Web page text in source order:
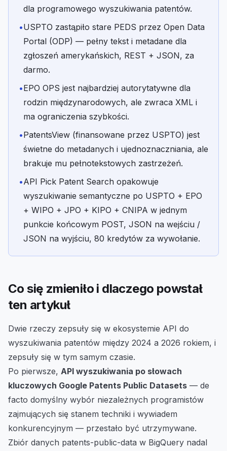
dla programowego wyszukiwania patentów.
•USPTO zastąpiło stare PEDS przez Open Data
Portal (ODP) — pełny tekst i metadane dla
zgłoszeń amerykańskich, REST + JSON, za
darmo.
•EPO OPS jest najbardziej autorytatywne dla
rodzin międzynarodowych, ale zwraca XML i
ma ograniczenia szybkości.
•PatentsView (finansowane przez USPTO) jest
świetne do metadanych i ujednoznaczniania, ale
brakuje mu pełnotekstowych zastrzeżeń.
•API Pick Patent Search opakowuje
wyszukiwanie semantyczne po USPTO + EPO
+ WIPO + JPO + KIPO + CNIPA w jednym
punkcie końcowym POST, JSON na wejściu /
JSON na wyjściu, 80 kredytów za wywołanie.
Co się zmieniło i dlaczego powstał
ten artykuł
Dwie rzeczy zepsuły się w ekosystemie API do
wyszukiwania patentów między 2024 a 2026 rokiem, i
zepsuły się w tym samym czasie.
Po pierwsze, API wyszukiwania po słowach
kluczowych Google Patents Public Datasets — de
facto domyślny wybór niezależnych programistów
zajmujących się stanem techniki i wywiadem
konkurencyjnym — przestało być utrzymywane.
Zbiór danych patents-public-data w BigQuery nadal